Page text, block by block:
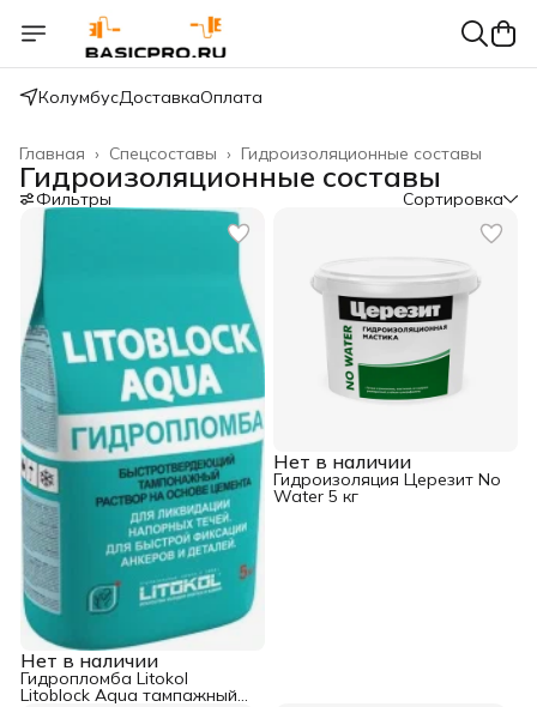
КолумбусДоставкаОплата
Гидроизоляционные составы
Спецсоставы ›
Главная ›
Гидроизоляционные составы
Фильтры Сортировка
Нет в наличии
Гидропломба Litokol
Litoblock Aqua тампажный
Нет в наличии
Гидроизоляция Церезит No
Water 5 кг